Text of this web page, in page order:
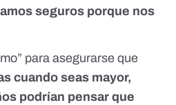
seguros porque nos
para asegurarse que
cuando seas mayor,
podrían pensar que